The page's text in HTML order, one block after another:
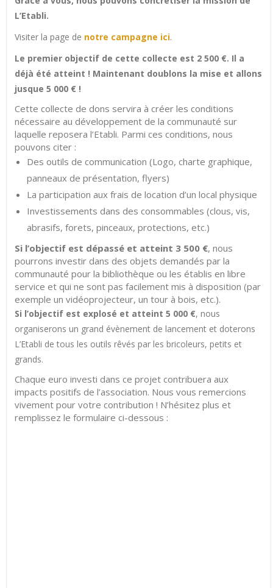
L’Etabli.
Visiter la page de notre campagne ici.
Le premier objectif de cette collecte est 2 500 €. Il a
déjà été atteint ! Maintenant doublons la mise et allons
jusque 5 000 € !
Cette collecte de dons servira à créer les conditions
nécessaire au développement de la communauté sur
laquelle reposera l’Etabli. Parmi ces conditions, nous
pouvons citer :
Des outils de communication (Logo, charte graphique,
panneaux de présentation, flyers)
La participation aux frais de location d’un local physique
Investissements dans des consommables (clous, vis,
abrasifs, forets, pinceaux, protections, etc.)
Si l’objectif est dépassé et atteint 3 500 €, nous
pourrons investir dans des objets demandés par la
communauté pour la bibliothèque ou les établis en libre
service et qui ne sont pas facilement mis à disposition (par
exemple un vidéoprojecteur, un tour à bois, etc.).
Si l’objectif est explosé et atteint 5 000 €, nous
organiserons un grand évènement de lancement et doterons
L’Etabli de tous les outils rêvés par les bricoleurs, petits et
grands.
Chaque euro investi dans ce projet contribuera aux
impacts positifs de l’association. Nous vous remercions
vivement pour votre contribution ! N’hésitez plus et
remplissez le formulaire ci-dessous :